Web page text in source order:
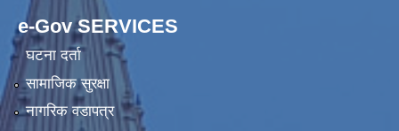
e-Gov SERVICES
घटना दर्ता
सामाजिक सुरक्षा
नागरिक वडापत्र